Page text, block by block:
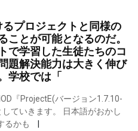
るプロジェクトと同様の
とが可能となるのだ。
で学習した生徒たちのコ
題解決能力は大きく伸び
学校では「
『ProjectE(バージョン1.7.10-
ていきます。 日本語がおかし
るかも